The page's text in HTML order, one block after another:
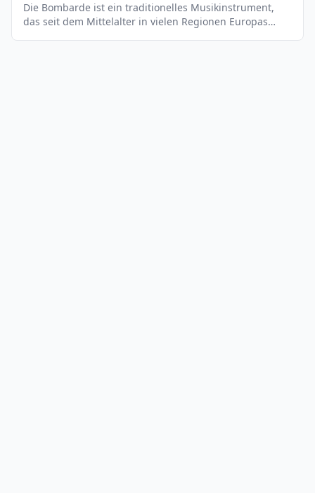
Die Bombarde ist ein traditionelles Musikinstrument,
das seit dem Mittelalter in vielen Regionen Europas